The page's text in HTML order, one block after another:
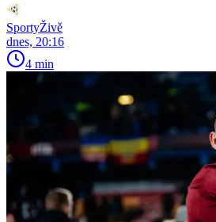
SportyŽivě
dnes, 20:16
4 min